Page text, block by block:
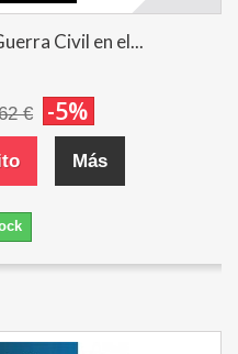
Civil en el...
€ -5%
Más